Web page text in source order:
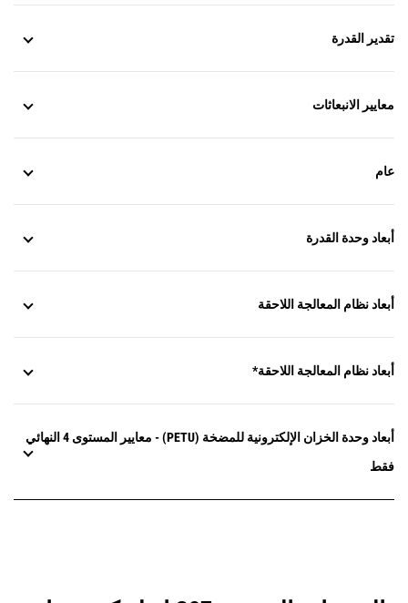
تقدير القدرة
معايير الانبعاثات
عام
أبعاد وحدة القدرة
أبعاد نظام المعالجة اللاحقة
أبعاد نظام المعالجة اللاحقة*
أبعاد وحدة الخزان الإلكترونية للمضخة (PETU) - معايير المستوى 4 النهائي
فقط